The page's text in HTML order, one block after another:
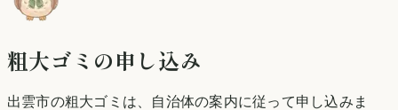
粗大ゴミの申し込み
出雲市の粗大ゴミは、自治体の案内に従って申し込みま